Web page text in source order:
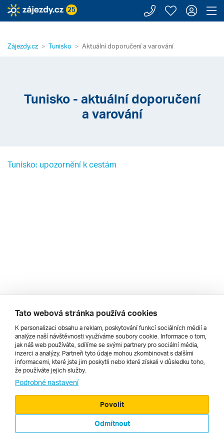
25 Zavolejte
Moje
Zájezdy.cz Tunisko Aktuální doporučení a varování
Tunisko - aktuální doporučení
a varování
Tunisko: upozornění k cestám
© 2000 - 2026, Zájezdy.cz
Tato webová stránka používá cookies
K personalizaci obsahu a reklam, poskytování funkcí sociálních médií a
analýze naší návštěvnosti využíváme soubory cookie. Informace o tom,
jak náš web používáte, sdílíme se svými partnery pro sociální média,
inzerci a analýzy. Partneři tyto údaje mohou zkombinovat s dalšími
informacemi, které jste jim poskytli nebo které získali v důsledku toho,
že používáte jejich služby.
Podrobné nastavení
Odmítnout
Povolit